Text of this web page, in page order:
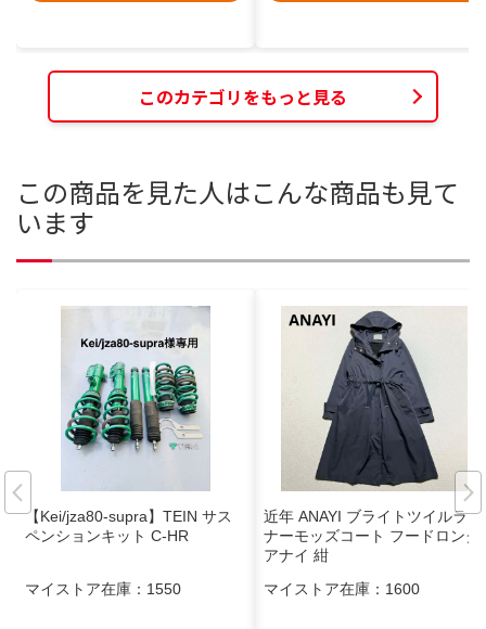
このカテゴリをもっと見る
この商品を見た人はこんな商品も見て
います
【Kei/jza80-supra】TEIN サス
ペンションキット C-HR
マイストア在庫： 1550
近年 ANAYI ブライトツイルライ
ナーモッズコート フードロング
アナイ 紺
マイストア在庫： 1600